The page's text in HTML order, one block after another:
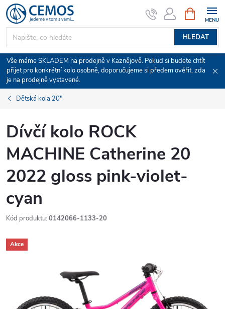
Přejít
na
obsah
HLEDAT
NÁKUPNÍ
KOŠÍK
Vše máme SKLADEM na prodejně v Kaznějově. Pokud si budete chtít
přijet pro konkrétní kolo osobně, doporučujeme si předem ověřit, zda
je na prodejně vystavené.
Dětská kola 20"
Dívčí kolo ROCK
MACHINE Catherine 20
2022 gloss pink-violet-
cyan
Kód produktu: 0142066-1133-20
Akce